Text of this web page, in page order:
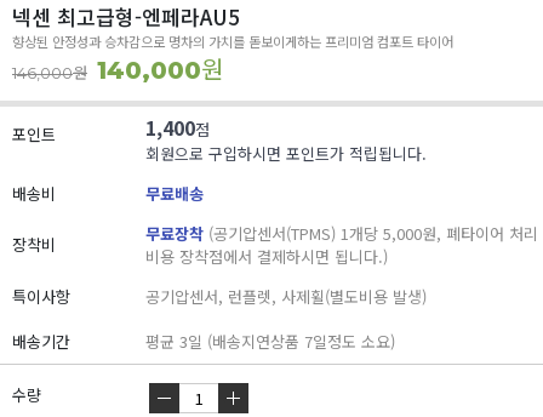
넥센 최고급형-엔페라AU5
향상된 안정성과 승차감으로 명차의 가치를 돋보이게하는 프리미엄 컴포트 타이어
146,000원 140,000원
포인트 1,400점
회원으로 구입하시면 포인트가 적립됩니다.
배송비
무료배송
장착비 무료장착 (공기압센서(TPMS) 1개당 5,000원, 폐타이어 처리
비용 장착점에서 결제하시면 됩니다.)
특이사항
공기압센서, 런플렛, 사제휠(별도비용 발생)
배송기간
평균 3일 (배송지연상품 7일정도 소요)
수량